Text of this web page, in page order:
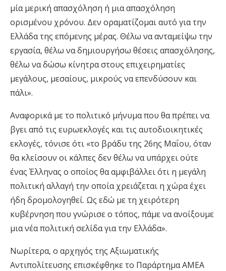
μία μερική απασχόληση ή μια απασχόληση
ορισμένου χρόνου. Δεν οραματίζομαι αυτό για την
Ελλάδα της επόμενης μέρας. Θέλω να ανταμείψω την
εργασία, θέλω να δημιουργήσω θέσεις απασχόλησης,
θέλω να δώσω κίνητρα στους επιχειρηματίες
μεγάλους, μεσαίους, μικρούς να επενδύσουν και
πάλι».
Αναφορικά με το πολιτικό μήνυμα που θα πρέπει να
βγει από τις ευρωεκλογές και τις αυτοδιοικητικές
εκλογές, τόνισε ότι «το βράδυ της 26ης Μαΐου, όταν
θα κλείσουν οι κάλπες δεν θέλω να υπάρχει ούτε
ένας Έλληνας ο οποίος θα αμφιβάλλει ότι η μεγάλη
πολιτική αλλαγή την οποία χρειάζεται η χώρα έχει
ήδη δρομολογηθεί. Ως εδώ με τη χειρότερη
κυβέρνηση που γνώρισε ο τόπος, πάμε να ανοίξουμε
μια νέα πολιτική σελίδα για την Ελλάδα».
Νωρίτερα, ο αρχηγός της Αξιωματικής
Αντιπολίτευσης επισκέφθηκε το Παράρτημα ΑΜΕΑ